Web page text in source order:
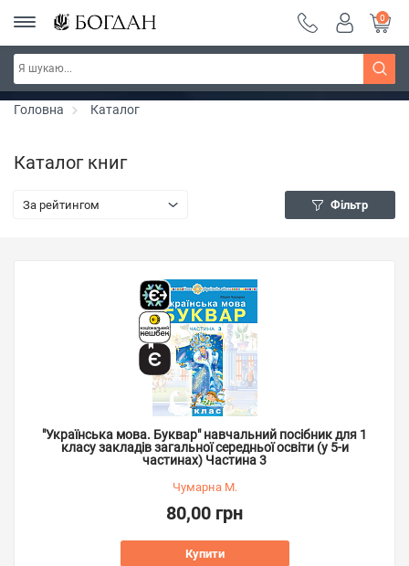
РОЗПРОДАЖ ~ 150 грн ~ 200 грн ~ 250 грн ~
300 грн ~ РОЗПРОДАЖ
Дізнатись більше
0
Головна Каталог
Каталог книг
За рейтингом Фільтр
"Українська мова. Буквар" навчальний посібник для 1
класу закладів загальної середньої освіти (у 5-и
частинах) Частина 3
Чумарна М.
80,00 грн
Купити